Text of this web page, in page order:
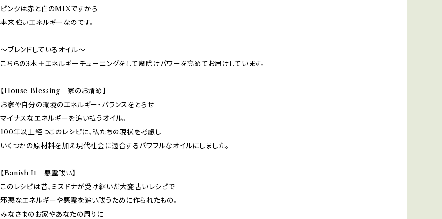
ピンクは赤と白のMIXですから
本来強いエネルギーなのです。
～ブレンドしているオイル～
こちらの3本＋エネルギーチューニングをして魔除けパワーを高めてお届けしています。
【House Blessing 家のお清め】
お家や自分の環境のエネルギー・バランスをとらせ
マイナスなエネルギーを追い払うオイル。
100年以上経つこのレシピに、私たちの現状を考慮し
いくつかの原材料を加え現代社会に適合するパワフルなオイルにしました。
【Banish It 悪霊祓い】
このレシピは昔、ミスドナが受け継いだ大変古いレシピで
邪悪なエネルギーや悪霊を追い祓うために作られたもの。
みなさまのお家やあなたの周りに